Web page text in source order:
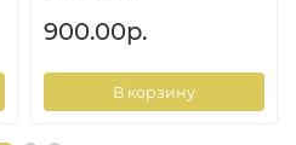
900.00р.
В корзину